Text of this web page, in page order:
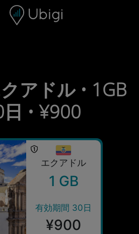
ーションバー フッター
アドル • 1GB
日 • ¥900
エクアドル
1 GB
有効期間 30日
¥900